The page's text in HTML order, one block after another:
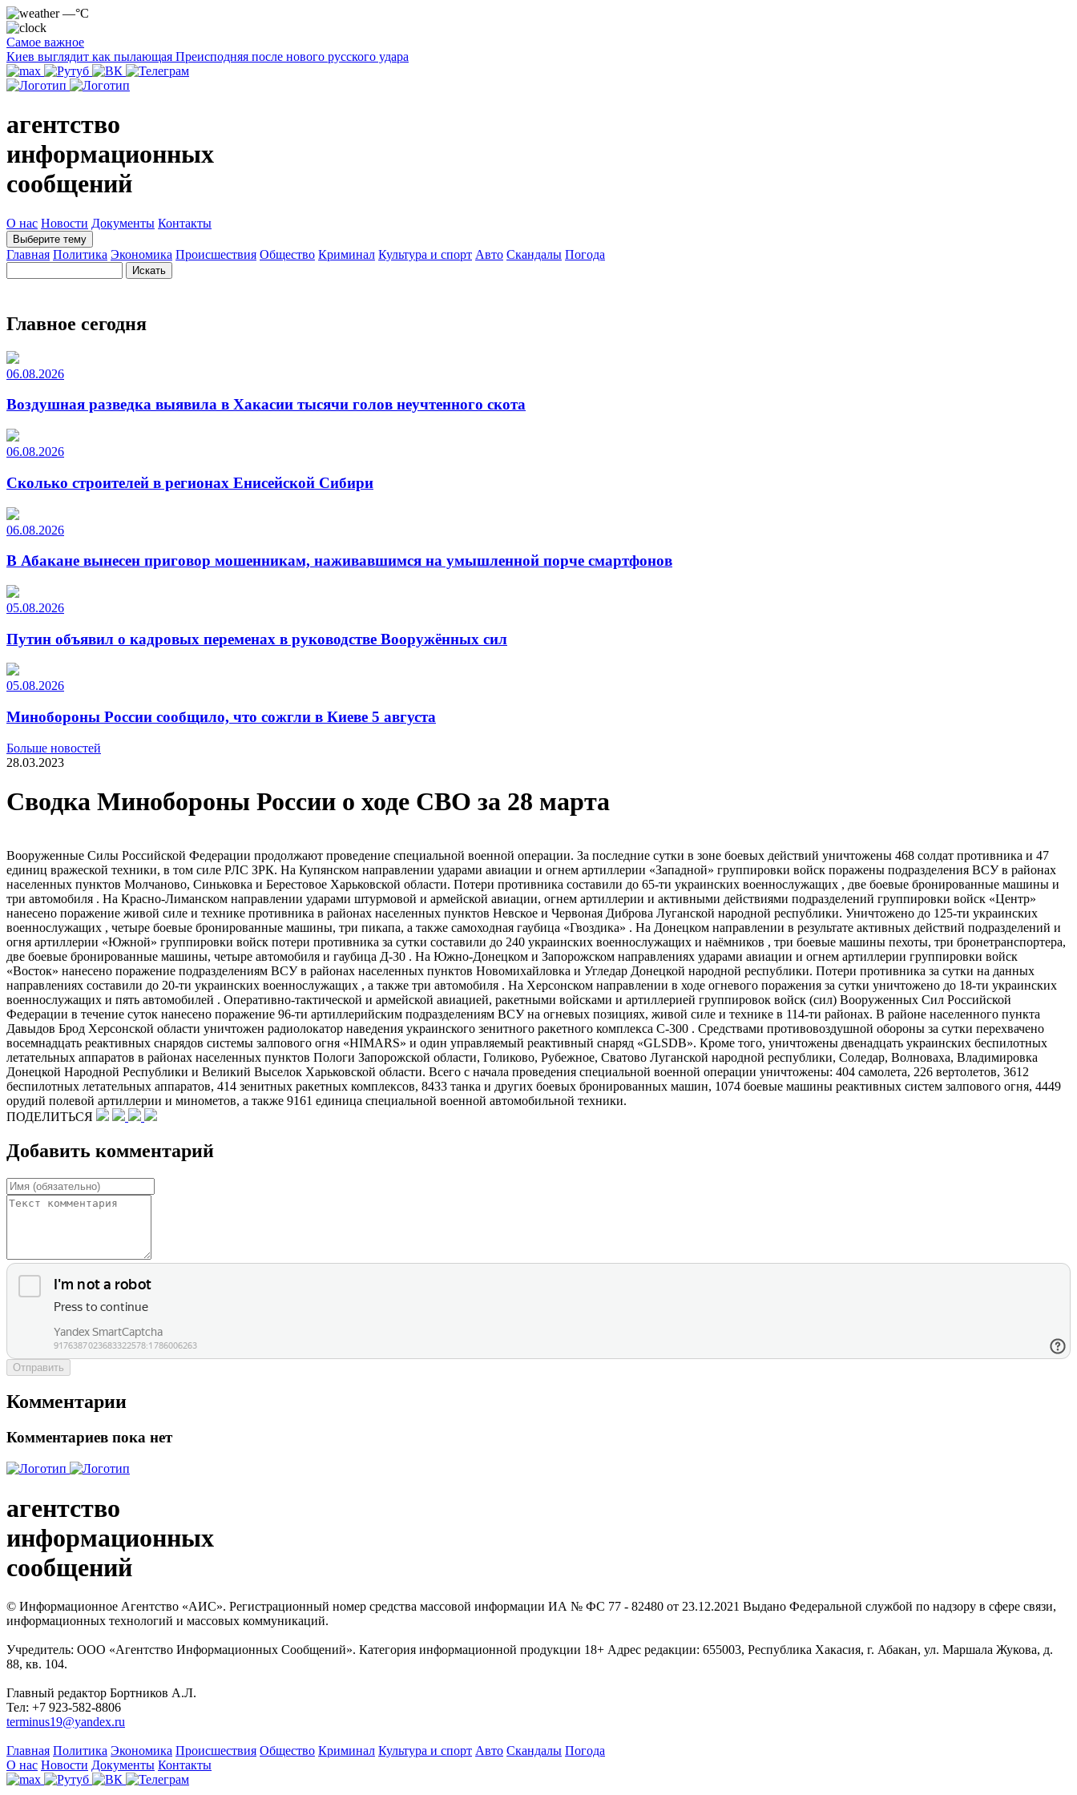
—°C
Самое важное
Киев выглядит как пылающая Преисподняя после нового русского удара
агентство
информационных
сообщений
О нас Новости Документы Контакты
Выберите тему
Главная Политика Экономика Происшествия Общество Криминал Культура и спорт Авто Скандалы Погода
Главное сегодня
06.08.2026
Воздушная разведка выявила в Хакасии тысячи голов неучтенного скота
06.08.2026
Сколько строителей в регионах Енисейской Сибири
06.08.2026
В Абакане вынесен приговор мошенникам, наживавшимся на умышленной порче смартфонов
05.08.2026
Путин объявил о кадровых переменах в руководстве Вооружённых сил
05.08.2026
Минобороны России сообщило, что сожгли в Киеве 5 августа
Больше новостей
28.03.2023
Сводка Минобороны России о ходе СВО за 28 марта
Вооруженные Силы Российской Федерации продолжают проведение специальной военной операции. За последние сутки в зоне боевых действий уничтожены 468 солдат противника и 47
единиц вражеской техники, в том силе РЛС ЗРК. На Купянском направлении ударами авиации и огнем артиллерии «Западной» группировки войск поражены подразделения ВСУ в районах
населенных пунктов Молчаново, Синьковка и Берестовое Харьковской области. Потери противника составили до 65-ти украинских военнослужащих , две боевые бронированные машины и
три автомобиля . На Красно-​Лиманском направлении ударами штурмовой и армейской авиации, огнем артиллерии и активными действиями подразделений группировки войск «Центр»
нанесено поражение живой силе и технике противника в районах населенных пунктов Невское и Червоная Диброва Луганской народной республики. Уничтожено до 125-ти украинских
военнослужащих , четыре боевые бронированные машины, три пикапа, а также самоходная гаубица «Гвоздика» . На Донецком направлении в результате активных действий подразделений и
огня артиллерии «Южной» группировки войск потери противника за сутки составили до 240 украинских военнослужащих и наёмников , три боевые машины пехоты, три бронетранспортера,
две боевые бронированные машины, четыре автомобиля и гаубица Д-30 . На Южно-​Донецком и Запорожском направлениях ударами авиации и огнем артиллерии группировки войск
«Восток» нанесено поражение подразделениям ВСУ в районах населенных пунктов Новомихайловка и Угледар Донецкой народной республики. Потери противника за сутки на данных
направлениях составили до 20-ти украинских военнослужащих , а также три автомобиля . На Херсонском направлении в ходе огневого поражения за сутки уничтожено до 18-ти украинских
военнослужащих и пять автомобилей . Оперативно-​тактической и армейской авиацией, ракетными войсками и артиллерией группировок войск (сил) Вооруженных Сил Российской
Федерации в течение суток нанесено поражение 96-ти артиллерийским подразделениям ВСУ на огневых позициях, живой силе и технике в 114-ти районах. В районе населенного пункта
Давыдов Брод Херсонской области уничтожен радиолокатор наведения украинского зенитного ракетного комплекса С-300 . Средствами противовоздушной обороны за сутки перехвачено
восемнадцать реактивных снарядов системы залпового огня «HIMARS» и один управляемый реактивный снаряд «GLSDB». Кроме того, уничтожены двенадцать украинских беспилотных
летательных аппаратов в районах населенных пунктов Пологи Запорожской области, Голиково, Рубежное, Сватово Луганской народной республики, Соледар, Волноваха, Владимировка
Донецкой Народной Республики и Великий Выселок Харьковской области. Всего с начала проведения специальной военной операции уничтожены: 404 самолета, 226 вертолетов, 3612
беспилотных летательных аппаратов, 414 зенитных ракетных комплексов, 8433 танка и других боевых бронированных машин, 1074 боевые машины реактивных систем залпового огня, 4449
орудий полевой артиллерии и минометов, а также 9161 единица специальной военной автомобильной техники.
ПОДЕЛИТЬСЯ
Добавить комментарий
Отправить
Комментарии
Комментариев пока нет
агентство
информационных
сообщений
© Информационное Агентство «АИС». Регистрационный номер средства массовой информации ИА № ФС 77 - 82480 от 23.12.2021 Выдано Федеральной службой по надзору в сфере связи,
информационных технологий и массовых коммуникаций.
Учредитель: ООО «Агентство Информационных Сообщений». Категория информационной продукции 18+ Адрес редакции: 655003, Республика Хакасия, г. Абакан, ул. Маршала Жукова, д.
88, кв. 104.
Главный редактор Бортников А.Л.
Тел: +7 923-582-8806
terminus19@yandex.ru
Главная Политика Экономика Происшествия Общество Криминал Культура и спорт Авто Скандалы Погода
О нас Новости Документы Контакты